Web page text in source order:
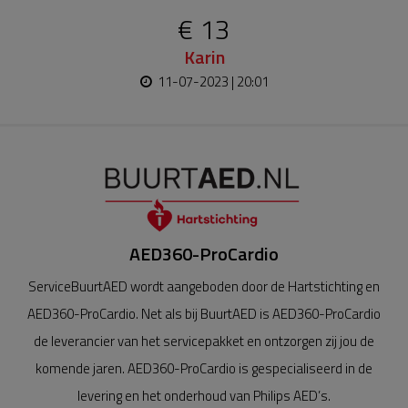
€ 13
Karin
11-07-2023 | 20:01
AED360-ProCardio
ServiceBuurtAED wordt aangeboden door de Hartstichting en
AED360-ProCardio. Net als bij BuurtAED is AED360-ProCardio
de leverancier van het servicepakket en ontzorgen zij jou de
komende jaren. AED360-ProCardio is gespecialiseerd in de
levering en het onderhoud van Philips AED’s.